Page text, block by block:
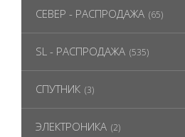
СЕВЕР - РАСПРОДАЖА (65)
SL - РАСПРОДАЖА (535)
СПУТНИК (3)
ЭЛЕКТРОНИКА (2)